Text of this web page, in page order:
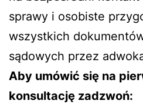
sprawy i osobiste
wszystkich
sądowych przez
Aby umówić się na
konsultację zadzwoń: